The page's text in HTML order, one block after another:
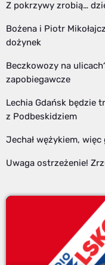
Z pokrzywy zrobią…
Bożena i Piotr
dożynek
Beczkowozy na
zapobiegawcze
Lechia Gdańsk będzie
z Podbeskidziem
Jechał wężykiem,
Uwaga ostrzeżenie!